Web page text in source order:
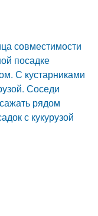
совместимости
посадке
С кустарниками
Соседи
рядом
с кукурузой